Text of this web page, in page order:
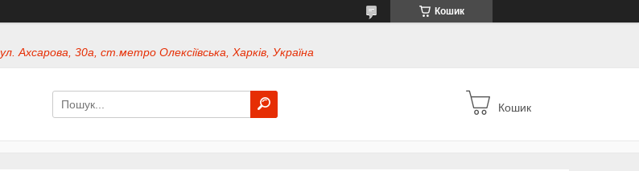
Кошик
Ахсарова, 30а, ст.метро Олексіївська, Харків, Україна
Кошик